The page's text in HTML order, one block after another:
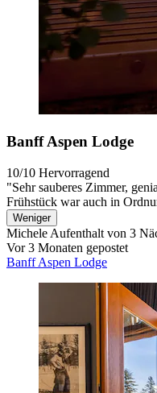
Banff Aspen Lodge
10/10 Hervorragend
"Sehr sauberes Zimmer,
Frühstück war auch in
Weniger
Michele Aufenthalt von 3
Vor 3 Monaten gepostet
Banff Aspen Lodge